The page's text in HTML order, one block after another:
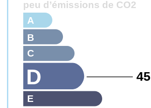
peu d’émissions de CO2
E
D 45
C
B
A